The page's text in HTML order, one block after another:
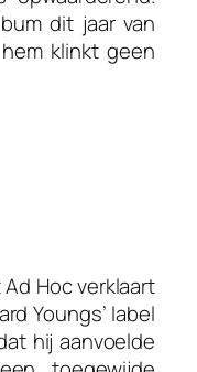
dit jaar van
klinkt geen
Hoc verklaart
Youngs’ label
hij aanvoelde